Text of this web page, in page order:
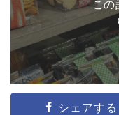
この
シェアする